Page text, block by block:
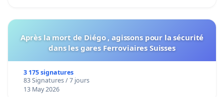
Après la mort de Diégo , agissons pour la sécurité
dans les gares Ferroviaires Suisses
3 175 signatures
83 Signatures / 7 jours
13 May 2026